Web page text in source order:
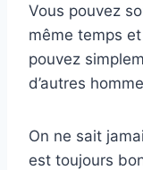
Vous pouvez
même temps
pouvez
d’autres
On ne sait
est toujours